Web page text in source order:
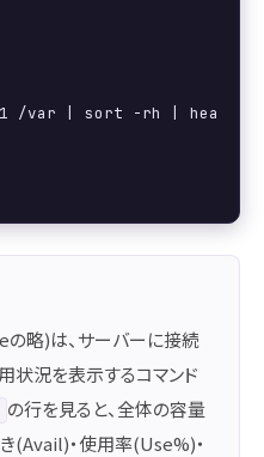
/var | sort -rh | hea
略)は、サーバーに接続
状況を表示するコマンド
の行を見ると、全体の容量
(Avail)・使用率(Use%)・